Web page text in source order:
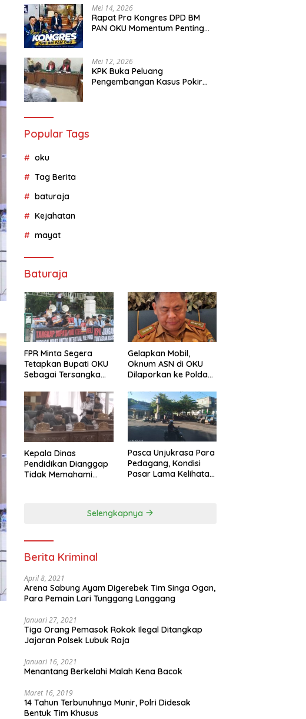
Mei 14, 2026
Rapat Pra Kongres DPD BM
PAN OKU Momentum Penting
Mei 12, 2026
KPK Buka Peluang
Pengembangan Kasus Pokir
Popular Tags
oku
Tag Berita
baturaja
Kejahatan
mayat
Baturaja
FPR Minta Segera
Tetapkan Bupati OKU
Sebagai Tersangka
Gelapkan Mobil,
Oknum ASN di OKU
Dilaporkan ke Polda
Capai Rp1,2 Miliar
Kepala Dinas
Pendidikan Dianggap
Tidak Memahami
Pasca Unjukrasa Para
Pedagang, Kondisi
Pasar Lama Kelihatan
Selengkapnya
Berita Kriminal
April 8, 2021
Arena Sabung Ayam Digerebek Tim Singa Ogan,
Para Pemain Lari Tunggang Langgang
Januari 27, 2021
Tiga Orang Pemasok Rokok Ilegal Ditangkap
Jajaran Polsek Lubuk Raja
Januari 16, 2021
Menantang Berkelahi Malah Kena Bacok
Maret 16, 2019
14 Tahun Terbunuhnya Munir, Polri Didesak
Bentuk Tim Khusus